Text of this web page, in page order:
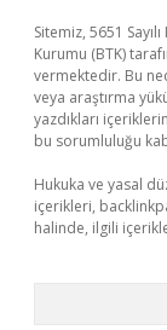
Sitemiz, 5651
Kurumu (BTK)
vermektedir. Bu
veya araştırma
yazdıkları
bu sorumluluğu
Hukuka ve yasal
içerikleri,
halinde, ilgili